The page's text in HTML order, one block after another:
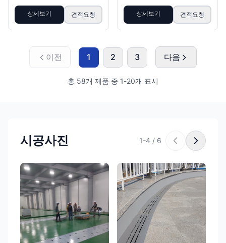
상세보기 견적요청 상세보기 견적요청
이전 1 2 3 다음
총 58개 제품 중 1-20개 표시
시공사진 1-4 / 6